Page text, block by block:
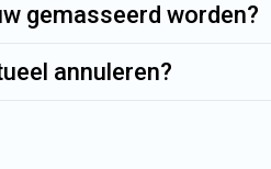
gemasseerd worden?
annuleren?